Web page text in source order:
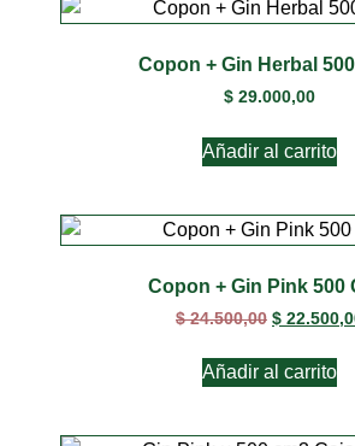
Copon + Gin Herbal
$ 29.000,00
Añadir al carrito
Copon + Gin Pink 500
$24.500,00 $
Añadir al carrito